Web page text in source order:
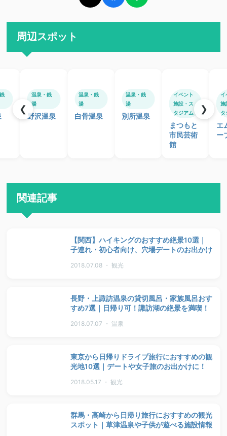
周辺スポット
温泉・銭
湯
野沢温泉
温泉・銭
湯
白骨温泉
温泉・銭
湯
別所温泉
イベント
施設・ス
タジアム
まつもと
市民芸術
館
イ
施
タ
エ
ー
❮ ❯
関連記事
【関西】ハイキングのおすすめ絶景10選｜
子連れ・初心者向け、穴場デートのお出かけ
2018.07.08 ・ 観光
長野・上諏訪温泉の貸切風呂・家族風呂おす
すめ7選｜日帰り可！諏訪湖の絶景を満喫！
2018.07.07 ・ 温泉
東京から日帰りドライブ旅行におすすめの観
光地10選｜デートや女子旅のお出かけに！
2018.05.17 ・ 観光
群馬・高崎から日帰り旅行におすすめの観光
スポット｜草津温泉や子供が遊べる施設情報